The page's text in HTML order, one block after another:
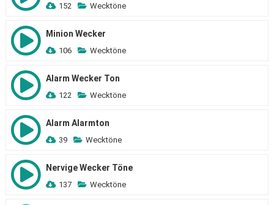
152 Wecktöne
Minion Wecker
106 Wecktöne
Alarm Wecker Ton
122 Wecktöne
Alarm Alarmton
39 Wecktöne
Nervige Wecker Töne
137 Wecktöne